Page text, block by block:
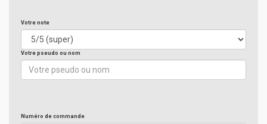
Votre note
Votre pseudo ou nom
Numéro de commande